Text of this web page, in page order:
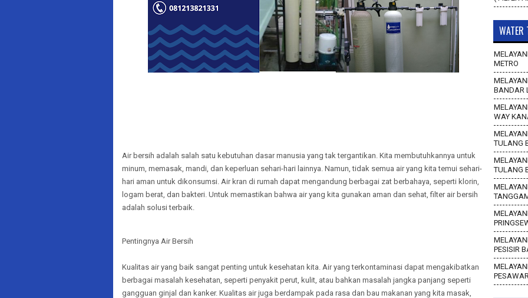
Air bersih adalah salah satu kebutuhan dasar manusia yang tak tergantikan. Kita membutuhkannya untuk
minum, memasak, mandi, dan keperluan sehari-hari lainnya. Namun, tidak semua air yang kita temui sehari-
hari aman untuk dikonsumsi. Air kran di rumah dapat mengandung berbagai zat berbahaya, seperti klorin,
logam berat, dan bakteri. Untuk memastikan bahwa air yang kita gunakan aman dan sehat, filter air bersih
adalah solusi terbaik.
Pentingnya Air Bersih
Kualitas air yang baik sangat penting untuk kesehatan kita. Air yang terkontaminasi dapat mengakibatkan
berbagai masalah kesehatan, seperti penyakit perut, kulit, atau bahkan masalah jangka panjang seperti
gangguan ginjal dan kanker. Kualitas air juga berdampak pada rasa dan bau makanan yang kita masak,
WATER
METRO
BANDAR
WAY
TULANG
TULANG
PESISIR